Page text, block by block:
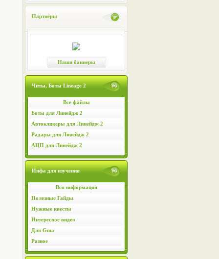
Партнёры
Наши баннеры
Читы, Боты Lineage 2
Все файлы
Боты для Линейдж 2
Автокликеры для Линейдж 2
Радары для Линейдж 2
АЦП для Линейдж 2
Инфа для изучения
Вся информация
Полезные Гайды
Нужные квесты
Интересное видео
Для Gma
Разное